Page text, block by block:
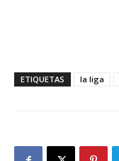
ETIQUETAS la liga